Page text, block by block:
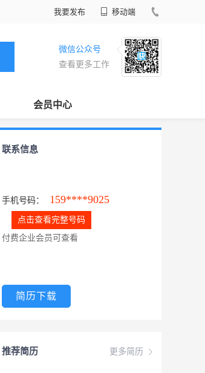
我要发布 移动端
微信公众号
查看更多工作
会员中心
联系信息
手机号码： 159****9025
点击查看完整号码
付费企业会员可查看
简历下载
更多简历
推荐简历